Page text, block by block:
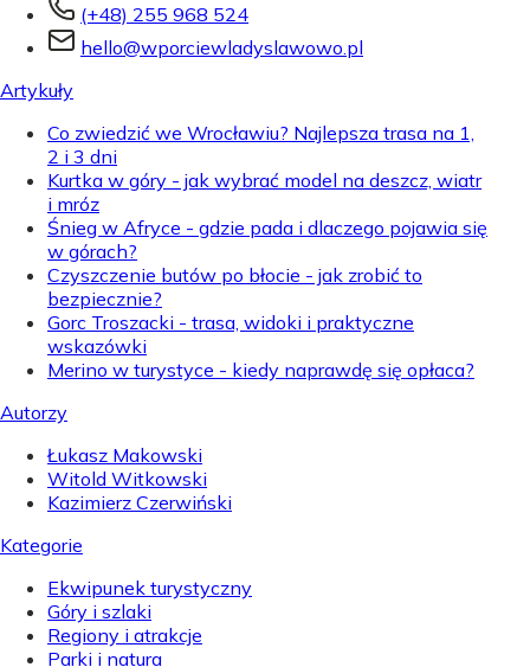
(+48) 255 968 524
hello@wporciewladyslawowo.pl
Artykuły
Co zwiedzić we Wrocławiu? Najlepsza trasa na 1,
2 i 3 dni
Kurtka w góry - jak wybrać model na deszcz, wiatr
i mróz
Śnieg w Afryce - gdzie pada i dlaczego pojawia się
w górach?
Czyszczenie butów po błocie - jak zrobić to
bezpiecznie?
Gorc Troszacki - trasa, widoki i praktyczne
wskazówki
Merino w turystyce - kiedy naprawdę się opłaca?
Autorzy
Łukasz Makowski
Witold Witkowski
Kazimierz Czerwiński
Kategorie
Ekwipunek turystyczny
Góry i szlaki
Regiony i atrakcje
Parki i natura